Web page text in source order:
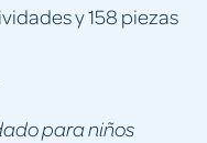
y 158 piezas
para niños